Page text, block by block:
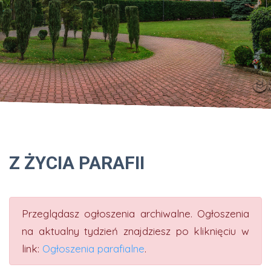
Z ŻYCIA PARAFII
Przeglądasz ogłoszenia archiwalne. Ogłoszenia
na aktualny tydzień znajdziesz po kliknięciu w
link: Ogłoszenia parafialne.